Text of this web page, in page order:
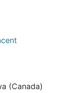
(Canada)